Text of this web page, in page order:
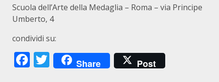
Scuola dell’Arte della Medaglia – Roma – via Principe
Umberto, 4
condividi su:
Facebook
Twitter
Share Post